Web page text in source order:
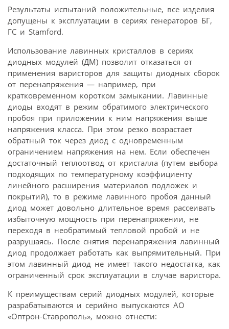
Результаты испытаний положительные, все изделия
допущены к эксплуатации в сериях генераторов БГ,
ГС и Stamford.
Использование лавинных кристаллов в сериях
диодных модулей (ДМ) позволит отказаться от
применения варисторов для защиты диодных сборок
от перенапряжения — например, при
кратковременном коротком замыкании. Лавинные
диоды входят в режим обратимого электрического
пробоя при приложении к ним напряжения выше
напряжения класса. При этом резко возрастает
обратный ток через диод с одновременным
ограничением напряжения на нем. Если обеспечен
достаточный теплоотвод от кристалла (путем выбора
подходящих по температурному коэффициенту
линейного расширения материалов подложек и
покрытий), то в режиме лавинного пробоя данный
диод может довольно длительное время рассеивать
избыточную мощность при перенапряжении, не
переходя в необратимый тепловой пробой и не
разрушаясь. После снятия перенапряжения лавинный
диод продолжает работать как выпрямительный. При
этом лавинный диод не имеет такого недостатка, как
ограниченный срок эксплуатации в случае варистора.
К преимуществам серий диодных модулей, которые
разрабатываются и серийно выпускаются АО
«Оптрон-Ставрополь», можно отнести: